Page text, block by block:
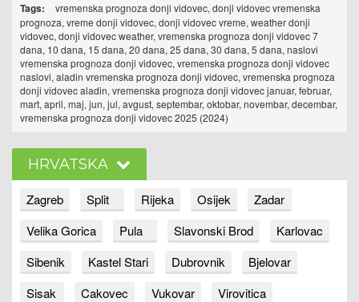
Tags:
vremenska prognoza donji vidovec, donji vidovec vremenska
prognoza, vreme donji vidovec, donji vidovec vreme, weather donji
vidovec, donji vidovec weather, vremenska prognoza donji vidovec 7
dana, 10 dana, 15 dana, 20 dana, 25 dana, 30 dana, 5 dana, naslovi
vremenska prognoza donji vidovec, vremenska prognoza donji vidovec
naslovi, aladin vremenska prognoza donji vidovec, vremenska prognoza
donji vidovec aladin, vremenska prognoza donji vidovec januar, februar,
mart, april, maj, jun, jul, avgust, septembar, oktobar, novembar, decembar,
vremenska prognoza donji vidovec 2025 (2024)
HRVATSKA
Zagreb Split Rijeka Osijek
Zadar
Velika Gorica
Pula Slavonski Brod
Karlovac
Sibenik
Kastel Stari Dubrovnik
Bjelovar
Sisak
Cakovec Vukovar
Virovitica